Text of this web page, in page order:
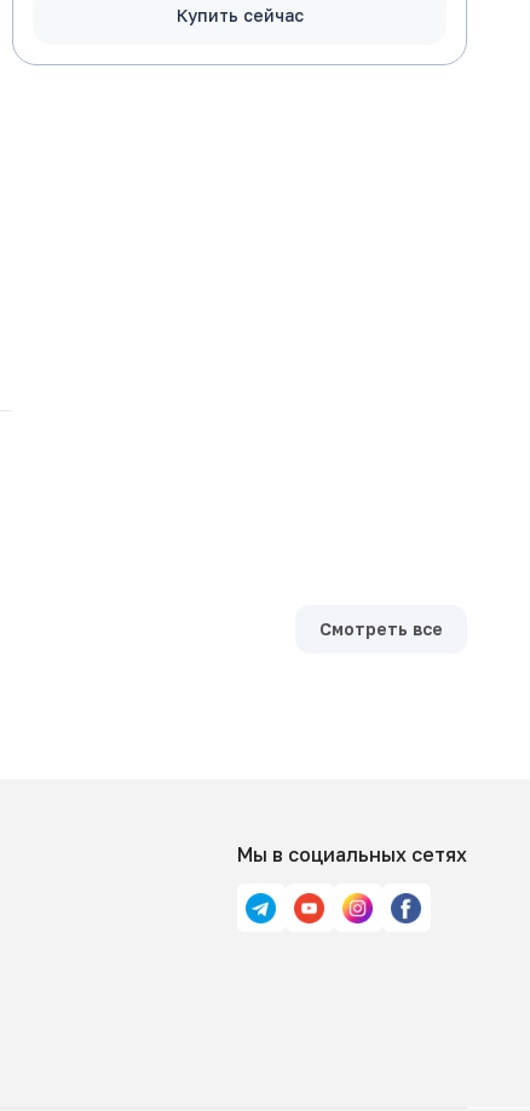
Купить сейчас
Смотреть все
Мы в социальных сетях